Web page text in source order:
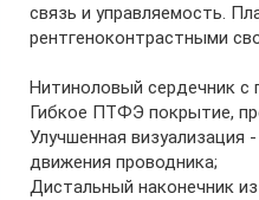
связь и управляемость.
рентгеноконтрастными
Нитиноловый сердечник с
Гибкое ПТФЭ покрытие,
Улучшенная
движения проводника;
Дистальный наконечник